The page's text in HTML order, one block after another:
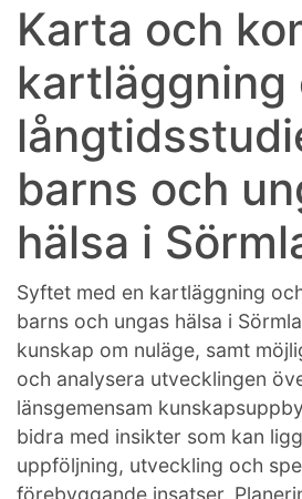
Karta och
kartläggning
barns och
hälsa i
Syftet med en kartläggning
barns och ungas hälsa i
kunskap om nuläge, samt
och analysera utvecklingen
länsgemensam
bidra med insikter som kan
uppföljning, utveckling och
förebyggande insatser.